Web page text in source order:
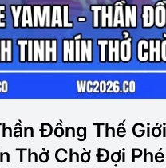
Đồng Thế
Thở Chờ Đợi